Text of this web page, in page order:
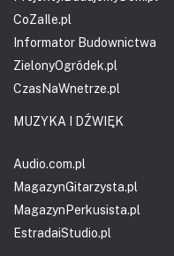
CoZaIle.pl
Informator Budownictwa
ZielonyOgródek.pl
CzasNaWnetrze.pl
MUZYKA I DŹWIĘK
Audio.com.pl
MagazynGitarzysta.pl
MagazynPerkusista.pl
EstradaiStudio.pl